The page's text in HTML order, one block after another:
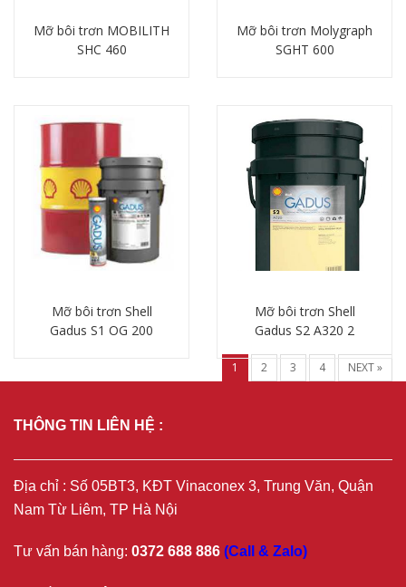
Mỡ bôi trơn MOBILITH
SHC 460
Mỡ bôi trơn Molygraph
SGHT 600
Mỡ bôi trơn Shell
Gadus S1 OG 200
Mỡ bôi trơn Shell
Gadus S2 A320 2
Chi tiết
1 2 3 4 NEXT »
THÔNG TIN LIÊN HỆ :
Địa chỉ : Số 05BT3, KĐT Vinaconex 3, Trung Văn, Quận
Nam Từ Liêm, TP Hà Nội
Tư vấn bán hàng: 0372 688 886 (Call & Zalo)